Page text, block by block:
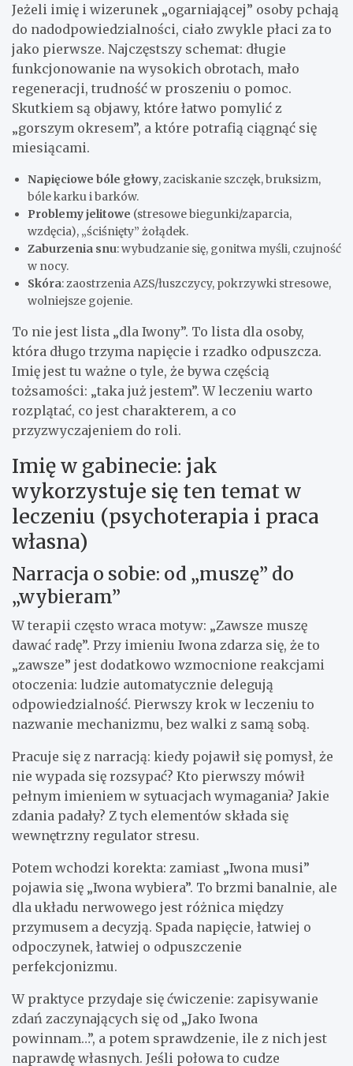
Jeżeli imię i wizerunek „ogarniającej” osoby pchają
do nadodpowiedzialności, ciało zwykle płaci za to
jako pierwsze. Najczęstszy schemat: długie
funkcjonowanie na wysokich obrotach, mało
regeneracji, trudność w proszeniu o pomoc.
Skutkiem są objawy, które łatwo pomylić z
„gorszym okresem”, a które potrafią ciągnąć się
miesiącami.
Napięciowe bóle głowy, zaciskanie szczęk, bruksizm,
bóle karku i barków.
Problemy jelitowe (stresowe biegunki/zaparcia,
wzdęcia), „ściśnięty” żołądek.
Zaburzenia snu: wybudzanie się, gonitwa myśli, czujność
w nocy.
Skóra: zaostrzenia AZS/łuszczycy, pokrzywki stresowe,
wolniejsze gojenie.
To nie jest lista „dla Iwony”. To lista dla osoby,
która długo trzyma napięcie i rzadko odpuszcza.
Imię jest tu ważne o tyle, że bywa częścią
tożsamości: „taka już jestem”. W leczeniu warto
rozplątać, co jest charakterem, a co
przyzwyczajeniem do roli.
Imię w gabinecie: jak
wykorzystuje się ten temat w
leczeniu (psychoterapia i praca
własna)
Narracja o sobie: od „muszę” do
„wybieram”
W terapii często wraca motyw: „Zawsze muszę
dawać radę”. Przy imieniu Iwona zdarza się, że to
„zawsze” jest dodatkowo wzmocnione reakcjami
otoczenia: ludzie automatycznie delegują
odpowiedzialność. Pierwszy krok w leczeniu to
nazwanie mechanizmu, bez walki z samą sobą.
Pracuje się z narracją: kiedy pojawił się pomysł, że
nie wypada się rozsypać? Kto pierwszy mówił
pełnym imieniem w sytuacjach wymagania? Jakie
zdania padały? Z tych elementów składa się
wewnętrzny regulator stresu.
Potem wchodzi korekta: zamiast „Iwona musi”
pojawia się „Iwona wybiera”. To brzmi banalnie, ale
dla układu nerwowego jest różnica między
przymusem a decyzją. Spada napięcie, łatwiej o
odpoczynek, łatwiej o odpuszczenie
perfekcjonizmu.
W praktyce przydaje się ćwiczenie: zapisywanie
zdań zaczynających się od „Jako Iwona
powinnam…”, a potem sprawdzenie, ile z nich jest
naprawdę własnych. Jeśli połowa to cudze